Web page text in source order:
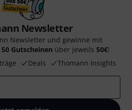
Newsletter
Newsletter und gewinne mit
50 Gutscheinen über jeweils 50€!
Deals Thomann Insights